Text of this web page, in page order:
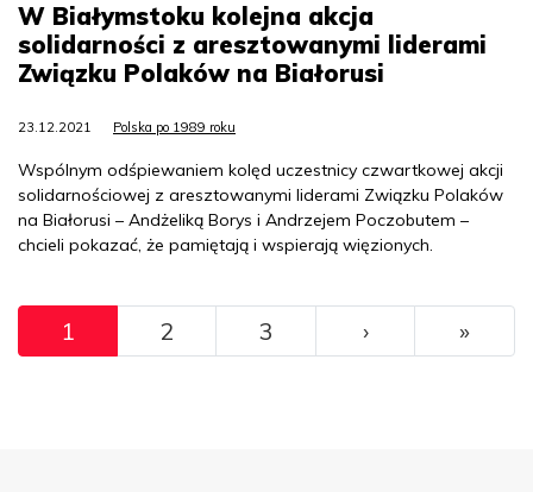
W Białymstoku kolejna akcja
solidarności z aresztowanymi liderami
Związku Polaków na Białorusi
23.12.2021 Polska po 1989 roku
Wspólnym odśpiewaniem kolęd uczestnicy czwartkowej akcji
solidarnościowej z aresztowanymi liderami Związku Polaków
na Białorusi – Andżeliką Borys i Andrzejem Poczobutem –
chcieli pokazać, że pamiętają i wspierają więzionych.
Pagination
1 2 3 ››› »